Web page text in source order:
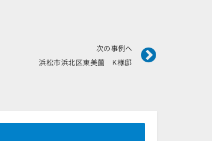
次の事例へ
浜松市浜北区東美薗 K様邸
Next